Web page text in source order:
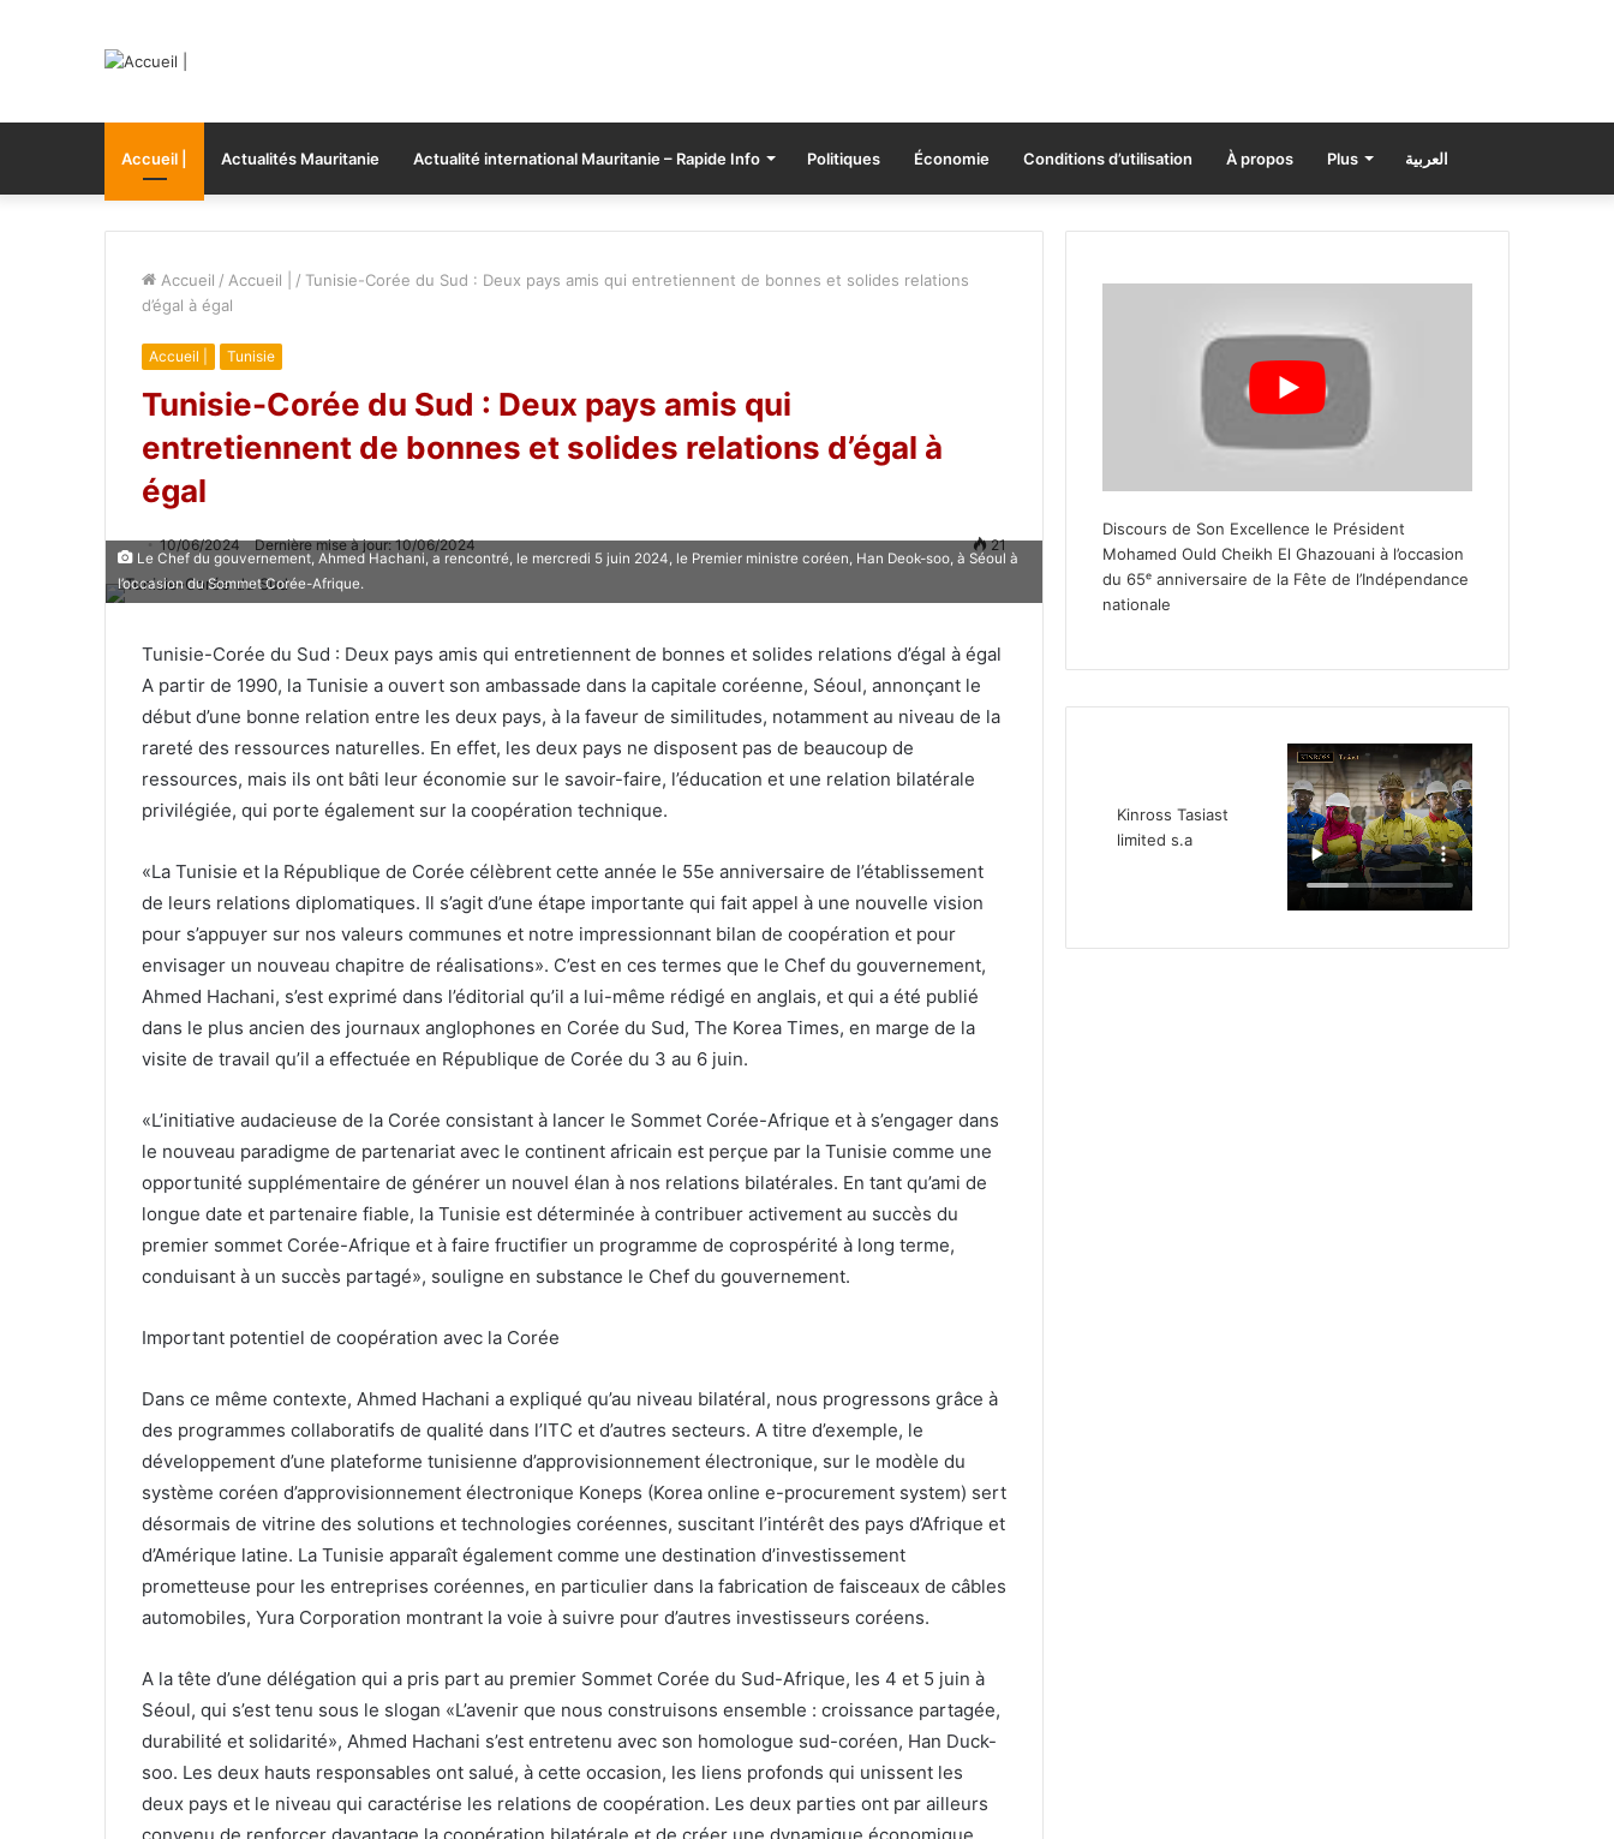
Accueil | Actualités Mauritanie Actualité international Mauritanie – Rapide Info Politiques Économie Conditions d’utilisation À propos Plus العربية
Accueil / Accueil | / Tunisie-Corée du Sud : Deux pays amis qui entretiennent de bonnes et solides relations
d’égal à égal
Accueil | Tunisie
Tunisie-Corée du Sud : Deux pays amis qui
entretiennent de bonnes et solides relations d’égal à
égal
10/06/2024 Dernière mise à jour: 10/06/2024 21
Le Chef du gouvernement, Ahmed Hachani, a rencontré, le mercredi 5 juin 2024, le Premier ministre coréen, Han Deok-soo, à Séoul à
l’occasion du Sommet Corée-Afrique.
Tunisie-Corée du Sud : Deux pays amis qui entretiennent de bonnes et solides relations d’égal à égal
A partir de 1990, la Tunisie a ouvert son ambassade dans la capitale coréenne, Séoul, annonçant le
début d’une bonne relation entre les deux pays, à la faveur de similitudes, notamment au niveau de la
rareté des ressources naturelles. En effet, les deux pays ne disposent pas de beaucoup de
ressources, mais ils ont bâti leur économie sur le savoir-faire, l’éducation et une relation bilatérale
privilégiée, qui porte également sur la coopération technique.
«La Tunisie et la République de Corée célèbrent cette année le 55e anniversaire de l’établissement
de leurs relations diplomatiques. Il s’agit d’une étape importante qui fait appel à une nouvelle vision
pour s’appuyer sur nos valeurs communes et notre impressionnant bilan de coopération et pour
envisager un nouveau chapitre de réalisations». C’est en ces termes que le Chef du gouvernement,
Ahmed Hachani, s’est exprimé dans l’éditorial qu’il a lui-même rédigé en anglais, et qui a été publié
dans le plus ancien des journaux anglophones en Corée du Sud, The Korea Times, en marge de la
visite de travail qu’il a effectuée en République de Corée du 3 au 6 juin.
«L’initiative audacieuse de la Corée consistant à lancer le Sommet Corée-Afrique et à s’engager dans
le nouveau paradigme de partenariat avec le continent africain est perçue par la Tunisie comme une
opportunité supplémentaire de générer un nouvel élan à nos relations bilatérales. En tant qu’ami de
longue date et partenaire fiable, la Tunisie est déterminée à contribuer activement au succès du
premier sommet Corée-Afrique et à faire fructifier un programme de coprospérité à long terme,
conduisant à un succès partagé», souligne en substance le Chef du gouvernement.
Important potentiel de coopération avec la Corée
Dans ce même contexte, Ahmed Hachani a expliqué qu’au niveau bilatéral, nous progressons grâce à
des programmes collaboratifs de qualité dans l’ITC et d’autres secteurs. A titre d’exemple, le
développement d’une plateforme tunisienne d’approvisionnement électronique, sur le modèle du
système coréen d’approvisionnement électronique Koneps (Korea online e-procurement system) sert
désormais de vitrine des solutions et technologies coréennes, suscitant l’intérêt des pays d’Afrique et
d’Amérique latine. La Tunisie apparaît également comme une destination d’investissement
prometteuse pour les entreprises coréennes, en particulier dans la fabrication de faisceaux de câbles
automobiles, Yura Corporation montrant la voie à suivre pour d’autres investisseurs coréens.
A la tête d’une délégation qui a pris part au premier Sommet Corée du Sud-Afrique, les 4 et 5 juin à
Séoul, qui s’est tenu sous le slogan «L’avenir que nous construisons ensemble : croissance partagée,
durabilité et solidarité», Ahmed Hachani s’est entretenu avec son homologue sud-coréen, Han Duck-
soo. Les deux hauts responsables ont salué, à cette occasion, les liens profonds qui unissent les
deux pays et le niveau qui caractérise les relations de coopération. Les deux parties ont par ailleurs
Discours de Son Excellence le Président
Mohamed Ould Cheikh El Ghazouani à l’occasion
du 65ᵉ anniversaire de la Fête de l’Indépendance
nationale
Kinross Tasiast
limited s.a